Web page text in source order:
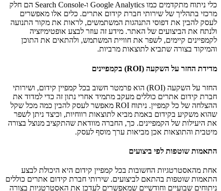
כלי ניתוח מתקדמים כמו Google Analytics ו-Search Console הם חלק
מרכזי בתהליך של שירותי חברת קידום אתרים. כלים אלו מאפשרים
לעסק להבין את דפוסי התנהגות המשתמשים, לראות את מקור התנועה
ולנתח את הביצועים של האתר. מידע זה עוזר לבצע אופטימיזציה
לקמפיינים קיימים, לשפר את חוויית המשתמש, ולהתאים את התוכן
והמיקוד בצורה שתביא לתוצאות מרביות.
מדידת החזר על השקעה (ROI) בקמפיינים
החזר על השקעה (ROI) הוא פרמטר חשוב בכל קמפיין קידום, ושירותי
חברת קידום אתרים כוללים מעקב מתמיד אחרי נתון זה כדי למדוד את
ההצלחה של כל קמפיין. ניתוח ROI מאפשר לעסק להבין כמה מכל שקל
שהוא משקיע בקידום באמת מביא לתוצאות רווחיות, וכיצד ניתן לשפר
את היעילות של הקמפיינים. כך, החברה מוודאת שהתקציב מנוצל בצורה
מיטבית והתוצאות אכן מביאות ערך מוסף לעסק.
התאמות שוטפות לפי ביצועים
אחת מהאסטרטגיות החשובות בכל קמפיין קידום היא היכולת לבצע
התאמות שוטפות בהתאם לביצועים. שירותי חברת קידום אתרים כוללים
ניתוחים שבועיים וחודשיים שמאפשרים לעדכן את האסטרטגיות בצורה